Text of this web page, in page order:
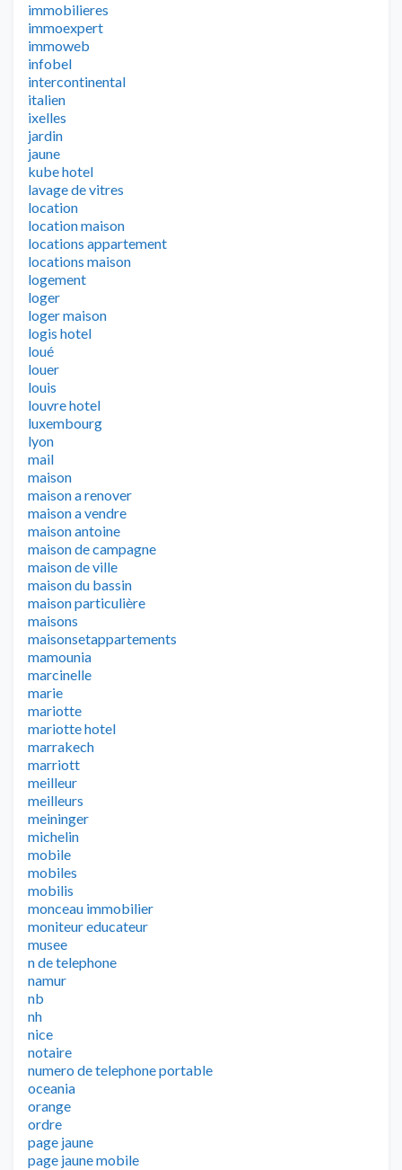
immobilieres
immoexpert
immoweb
infobel
intercontinental
italien
ixelles
jardin
jaune
kube hotel
lavage de vitres
location
location maison
locations appartement
locations maison
logement
loger
loger maison
logis hotel
loué
louer
louis
louvre hotel
luxembourg
lyon
mail
maison
maison a renover
maison a vendre
maison antoine
maison de campagne
maison de ville
maison du bassin
maison particulière
maisons
maisonsetappartements
mamounia
marcinelle
marie
mariotte
mariotte hotel
marrakech
marriott
meilleur
meilleurs
meininger
michelin
mobile
mobiles
mobilis
monceau immobilier
moniteur educateur
musee
n de telephone
namur
nb
nh
nice
notaire
numero de telephone portable
oceania
orange
ordre
page jaune
page jaune mobile